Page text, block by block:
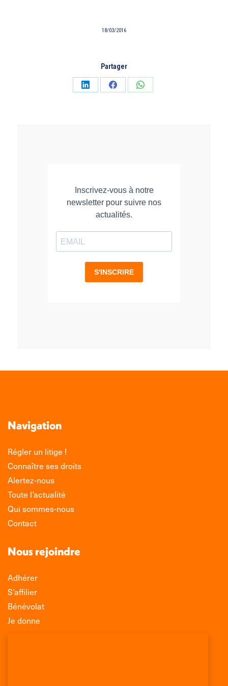
18/03/2016
Partager
PartagerPartagerPartager
Navigation
Régler un litige !
Connaître ses droits
Alertez-nous
Toute l’actualité
Qui sommes-nous
Contact
Nous rejoindre
Adhérer
S’affilier
Bénévolat
Je donne